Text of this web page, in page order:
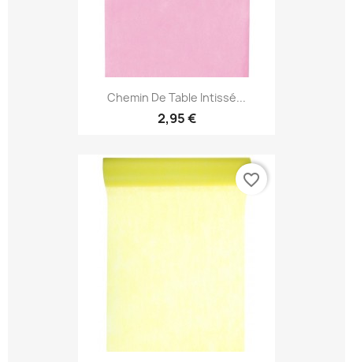
Chemin De Table Intissé...
2,95 €
favorite_border